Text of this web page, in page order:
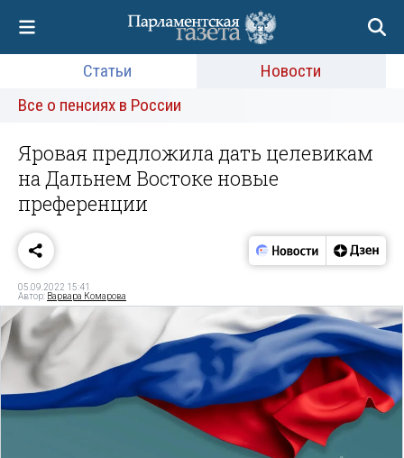
Статьи
Новости
Все о пенсиях в России
Яровая предложила дать целевикам
на Дальнем Востоке новые
преференции
05.09.2022 15:41
Автор: Варвара Комарова